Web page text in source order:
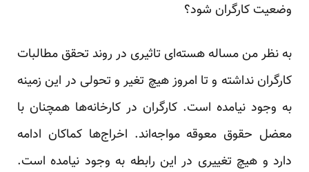
وضعیت کارگران شود؟
به نظر من مساله هسته‌ای تاثیری در روند تحقق مطالبات
کارگران نداشته و تا امروز هیچ تغیر و تحولی در این زمینه
به وجود نیامده است. کارگران در کارخانه‌ها همچنان با
معضل حقوق معوقه مواجه‌اند. اخراج‌ها کماکان ادامه
دارد و هیچ تغییری در این رابطه به وجود نیامده است.